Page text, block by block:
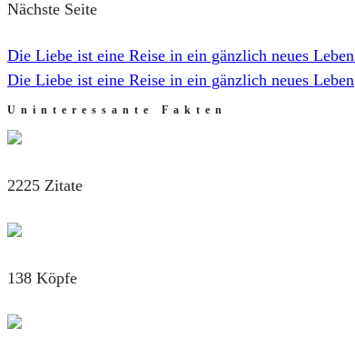
Nächste Seite
Die Liebe ist eine Reise in ein gänzlich neues Leben
Die Liebe ist eine Reise in ein gänzlich neues Leben
Uninteressante Fakten
2225 Zitate
138 Köpfe